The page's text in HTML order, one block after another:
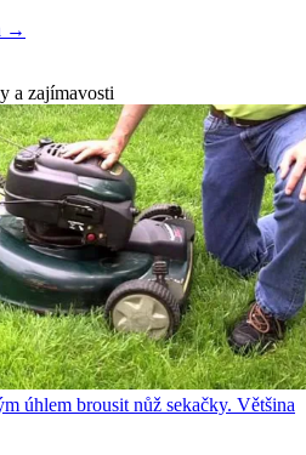
→
a zajímavosti
úhlem brousit nůž sekačky. Většina